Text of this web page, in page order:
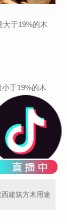
大于19%的木
于19%的木
西建筑方木用途